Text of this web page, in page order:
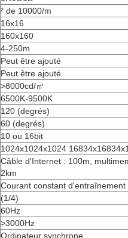
² de 10000/m
16x16
160x160
4-250m
Peut être ajouté
Peut être ajouté
>8000cd/㎡
6500K-9500K
120 (degrés)
60 (degrés)
10 ou 16bit
1024x1024x1024
Câble d'Internet : 100m,
2km
Courant constant d'entraînement
(1/4)
60Hz
>3000Hz
Ordinateur synchrone